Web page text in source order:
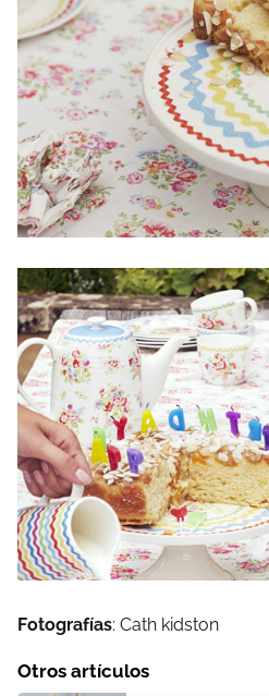
Fotografías: Cath kidston
Otros artículos